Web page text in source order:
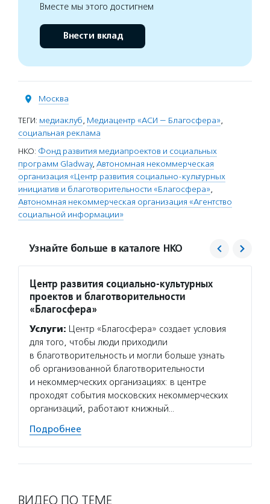
Вместе мы этого достигнем
Внести вклад
Москва
ТЕГИ: медиаклуб, Медиацентр «АСИ — Благосфера»,
социальная реклама
НКО: Фонд развития медиапроектов и социальных
программ Gladway, Автономная некоммерческая
организация «Центр развития социально-культурных
инициатив и благотворительности «Благосфера»,
Автономная некоммерческая организация «Агентство
социальной информации»
Узнайте больше в каталоге НКО
Центр развития социально-культурных
проектов и благотворительности
«Благосфера»
Услуги: Центр «Благосфера» создает условия
для того, чтобы люди приходили
в благотворительность и могли больше узнать
об организованной благотворительности
и некоммерческих организациях: в центре
проходят события московских некоммерческих
организаций, работают книжный…
Подробнее
ВИДЕО ПО ТЕМЕ